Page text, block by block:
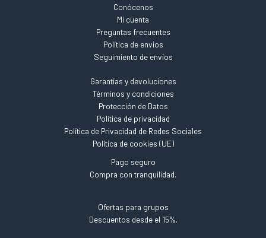
Conócenos
Mi cuenta
Preguntas frecuentes
Política de envios
Seguimiento de envíos
Garantías y devoluciones
Términos y condiciones
Protección de Datos
Política de privacidad
Política de Privacidad de Redes Sociales
Política de cookies (UE)
Pago seguro
Compra con tranquilidad.
Ofertas para grupos
Descuentos desde el 15%.